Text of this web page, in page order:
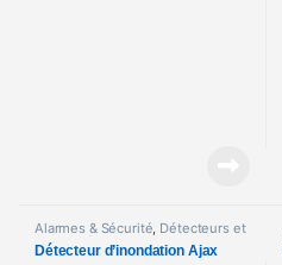
Alarmes & Sécurité, Détecteurs et
Accessoires
Détecteur d’inondation Ajax